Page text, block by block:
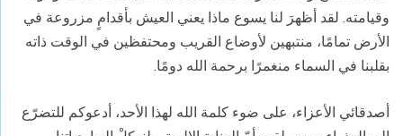
وقيامته. لقد أظهرَ لنا يسوع ماذا يعني العيش بأقدامٍ مزروعة في
الأرض تمامًا، منتبهين لأوضاع القريب ومحتفظين في الوقت ذاته
بقلبنا في السماء منغمرًا برحمة الله دومًا.
أصدقائي الأعزاء، على ضوء كلمة الله لهذا الأحد، أدعوكم للتضرّع